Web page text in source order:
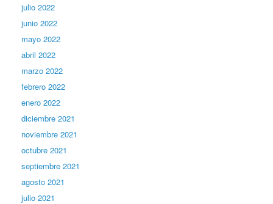
julio 2022
junio 2022
mayo 2022
abril 2022
marzo 2022
febrero 2022
enero 2022
diciembre 2021
noviembre 2021
octubre 2021
septiembre 2021
agosto 2021
julio 2021